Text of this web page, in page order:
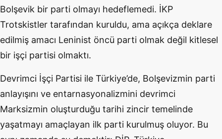
Bolşevik bir parti olmayı hedeflemedi. İKP
Trotskistler tarafından kuruldu, ama açıkça deklare
edilmiş amacı Leninist öncü parti olmak değil kitlesel
bir işçi partisi olmaktı.
Devrimci İşçi Partisi ile Türkiye’de, Bolşevizmin parti
anlayışını ve entarnasyonalizmini devrimci
Marksizmin oluşturduğu tarihi zincir temelinde
yaşatmayı amaçlayan ilk parti kurulmuş oluyor. Bu